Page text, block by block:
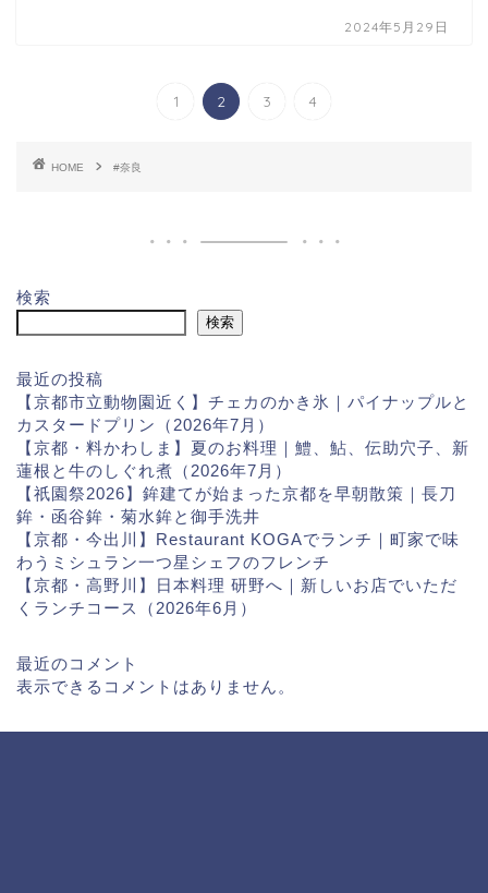
2024年5月29日
1 2 3 4
HOME #奈良
検索
検索
最近の投稿
【京都市立動物園近く】チェカのかき氷｜パイナップルと
カスタードプリン（2026年7月）
【京都・料かわしま】夏のお料理｜鱧、鮎、伝助穴子、新
蓮根と牛のしぐれ煮（2026年7月）
【祇園祭2026】鉾建てが始まった京都を早朝散策｜長刀
鉾・函谷鉾・菊水鉾と御手洗井
【京都・今出川】Restaurant KOGAでランチ｜町家で味
わうミシュラン一つ星シェフのフレンチ
【京都・高野川】日本料理 研野へ｜新しいお店でいただ
くランチコース（2026年6月）
最近のコメント
表示できるコメントはありません。